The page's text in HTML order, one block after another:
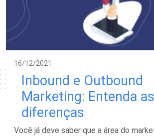
16/12/2021
Inbound e Outbound
Marketing: Entenda as
diferenças
Você já deve saber que a área do